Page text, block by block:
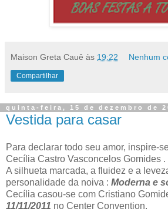
Maison Greta Cauê às 19:22 Nenhum
Compartilhar
quinta-feira, 15 de dezembro de
Vestida para casar
Para declarar todo seu amor, inspire-
Cecília Castro Vasconcelos Gomides .
A silhueta marcada, a fluidez e a
personalidade da noiva : Moderna e
Cecília casou-se com Cristiano
11/11/2011 no Center Convention.